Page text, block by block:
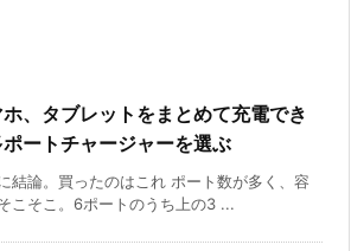
、タブレットをまとめて充電でき
ポートチャージャーを選ぶ
結論。買ったのはこれ ポート数が多く、容
こそこ。6ポートのうち上の3 ...